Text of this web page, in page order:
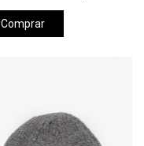
Comprar